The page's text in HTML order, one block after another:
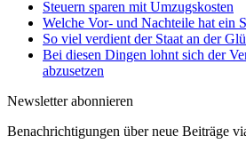
Steuern sparen mit Umzugskosten
Welche Vor- und Nachteile hat ein
So viel verdient der Staat an der
Bei diesen Dingen lohnt sich der
abzusetzen
Newsletter abonnieren
Benachrichtigungen über neue Beiträge